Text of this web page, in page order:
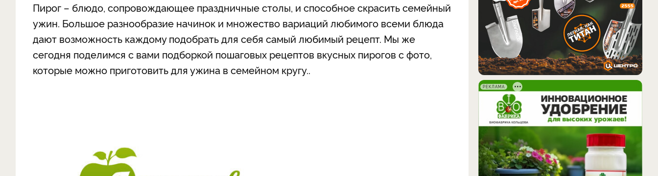
Пирог – блюдо, сопровождающее праздничные столы, и способное скрасить семейный
ужин. Большое разнообразие начинок и множество вариаций любимого всеми блюда
дают возможность каждому подобрать для себя самый любимый рецепт. Мы же
сегодня поделимся с вами подборкой пошаговых рецептов вкусных пирогов с фото,
которые можно приготовить для ужина в семейном кругу..
РЕКЛАМА